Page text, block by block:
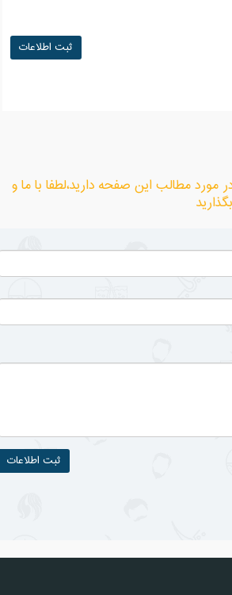
مورد مطالب این صفحه دارید،لطفا با ما و